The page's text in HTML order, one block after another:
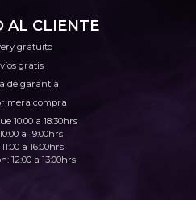
AL CLIENTE
gratuito
gratis
de garantía
compra
10:00 a 18:30hrs
a 19:00hrs
a 16:00hrs
12:00 a 13:00hrs